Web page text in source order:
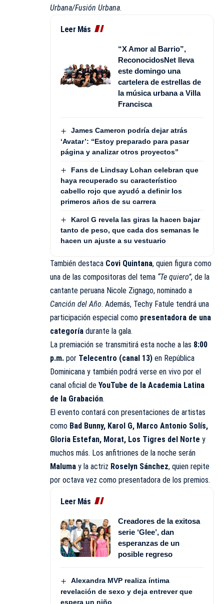
Urbana/Fusión Urbana.
Leer Más
“X Amor al Barrio”,
ReconocidosNet lleva
este domingo una
cartelera de estrellas de
la música urbana a Villa
Francisca
James Cameron podría dejar atrás
‘Avatar’: “Estoy preparado para pasar
página y analizar otros proyectos”
Fans de Lindsay Lohan celebran que
haya recuperado su característico
cabello rojo que ayudó a definir los
primeros años de su carrera
Karol G revela las giras la hacen bajar
tanto de peso, que cada dos semanas le
hacen un ajuste a su vestuario
También destaca Covi Quintana, quien figura como
una de las compositoras del tema “Te quiero”, de la
cantante peruana Nicole Zignago, nominado a
Canción del Año. Además, Techy Fatule tendrá una
participación especial como presentadora de una
categoría durante la gala.
La premiación se transmitirá esta noche a las 8:00
p.m. por Telecentro (canal 13) en República
Dominicana y también podrá verse en vivo por el
canal oficial de YouTube de la Academia Latina
de la Grabación.
El evento contará con presentaciones de artistas
como Bad Bunny, Karol G, Marco Antonio Solís,
Gloria Estefan, Morat, Los Tigres del Norte y
muchos más. Los anfitriones de la noche serán
Maluma y la actriz Roselyn Sánchez, quien repite
por octava vez como presentadora de los premios.
Leer Más
Creadores de la exitosa
serie ‘Glee’, dan
esperanzas de un
posible regreso
Alexandra MVP realiza íntima
revelación de sexo y deja entrever que
espera un niño